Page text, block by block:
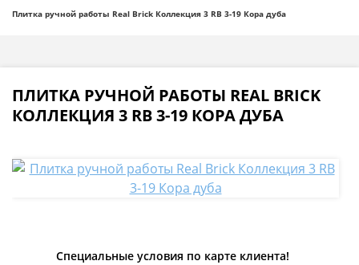
Плитка ручной работы Real Brick Коллекция 3 RB 3-19 Кора дуба
ПЛИТКА РУЧНОЙ РАБОТЫ REAL BRICK
КОЛЛЕКЦИЯ 3 RB 3-19 КОРА ДУБА
Специальные условия по карте клиента!